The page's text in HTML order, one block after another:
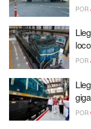
POR
POR
POR